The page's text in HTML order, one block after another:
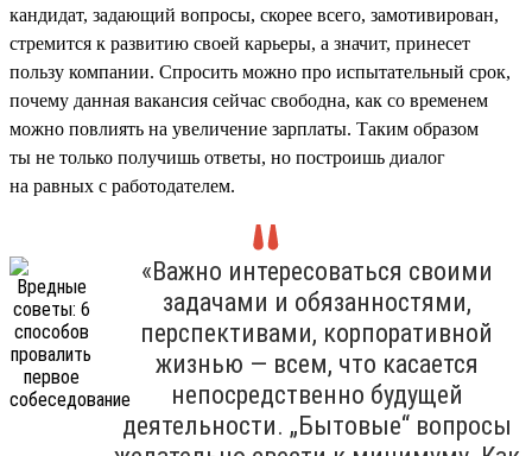
кандидат, задающий вопросы, скорее всего, замотивирован,
стремится к развитию своей карьеры, а значит, принесет
пользу компании. Спросить можно про испытательный срок,
почему данная вакансия сейчас свободна, как со временем
можно повлиять на увеличение зарплаты. Таким образом
ты не только получишь ответы, но построишь диалог
на равных с работодателем.
«Важно интересоваться своими
задачами и обязанностями,
перспективами, корпоративной
жизнью — всем, что касается
непосредственно будущей
деятельности. „Бытовые“ вопросы